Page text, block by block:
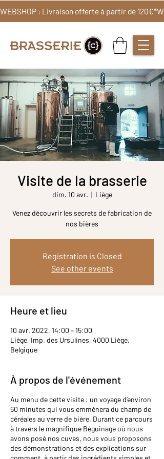
WEBSHOP : Livraison offerte à partir de 120€*
Visite de la brasserie
dim. 10 avr.
  |
Liège
Venez découvrir les secrets de fabrication de
nos bières
Registration is Closed
See other events
Heure et lieu
10 avr. 2022, 14:00 – 15:00
Liège, Imp. des Ursulines, 4000 Liège,
Belgique
À propos de l'événement
Au menu de cette visite : un voyage d’environ
60 minutes qui vous emmènera du champ de
céréales au verre de bière. Durant ce parcours
à travers le magnifique Béguinage où nous
avons posé nos cuves, nous vous proposons
des démonstrations et des explications sur